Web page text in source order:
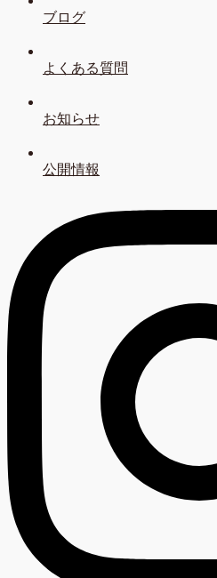
ブログ
よくある質問
お知らせ
公開情報